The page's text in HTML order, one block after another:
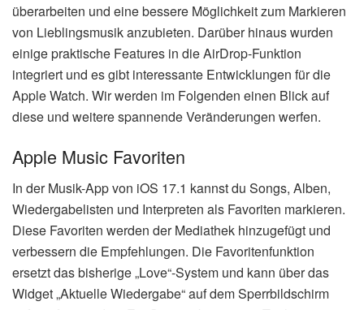
überarbeiten und eine bessere Möglichkeit zum Markieren
von Lieblingsmusik anzubieten. Darüber hinaus wurden
einige praktische Features in die AirDrop-Funktion
integriert und es gibt interessante Entwicklungen für die
Apple Watch. Wir werden im Folgenden einen Blick auf
diese und weitere spannende Veränderungen werfen.
Apple Music Favoriten
In der Musik-App von iOS 17.1 kannst du Songs, Alben,
Wiedergabelisten und Interpreten als Favoriten markieren.
Diese Favoriten werden der Mediathek hinzugefügt und
verbessern die Empfehlungen. Die Favoritenfunktion
ersetzt das bisherige „Love“-System und kann über das
Widget „Aktuelle Wiedergabe“ auf dem Sperrbildschirm